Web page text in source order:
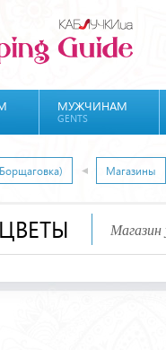
МУЖЧИНАМ
GENTS
Магазины
Магазин